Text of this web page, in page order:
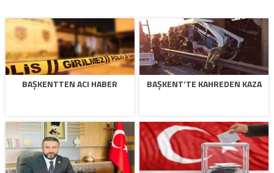
BAŞKENTTEN ACI HABER BAŞKENT’TE KAHREDEN KAZA